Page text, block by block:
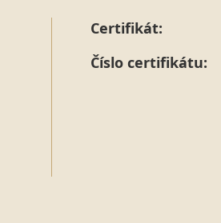
Certifikát:
Číslo certifikátu: